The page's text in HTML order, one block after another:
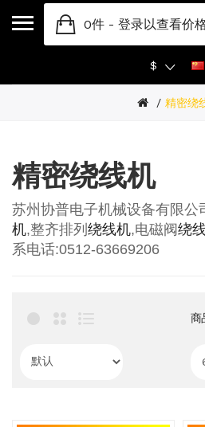
$
0件 - 登录以查看价
精密绕
精密绕线机
苏州协普电子机械设备有限公
机,整齐排列 绕线机,电磁阀绕
系电话:0512-63669206
商